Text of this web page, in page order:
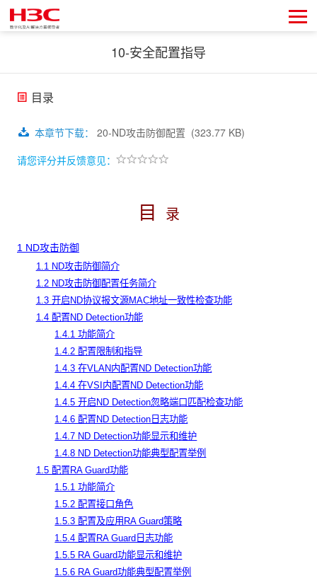
10-安全配置指导
目录
本章节下载： 20-ND攻击防御配置 (323.77 KB)
请您评分并反馈意见：
目 录
1 ND攻击防御
1.1 ND攻击防御简介
1.2 ND攻击防御配置任务简介
1.3 开启ND协议报文源MAC地址一致性检查功能
1.4 配置ND Detection功能
1.4.1 功能简介
1.4.2 配置限制和指导
1.4.3 在VLAN内配置ND Detection功能
1.4.4 在VSI内配置ND Detection功能
1.4.5 开启ND Detection忽略端口匹配检查功能
1.4.6 配置ND Detection日志功能
1.4.7 ND Detection功能显示和维护
1.4.8 ND Detection功能典型配置举例
1.5 配置RA Guard功能
1.5.1 功能简介
1.5.2 配置接口角色
1.5.3 配置及应用RA Guard策略
1.5.4 配置RA Guard日志功能
1.5.5 RA Guard功能显示和维护
1.5.6 RA Guard功能典型配置举例